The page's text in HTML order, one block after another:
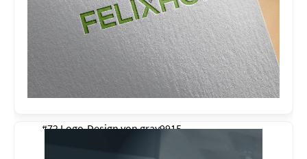
#72 Logo-Design vongray9915